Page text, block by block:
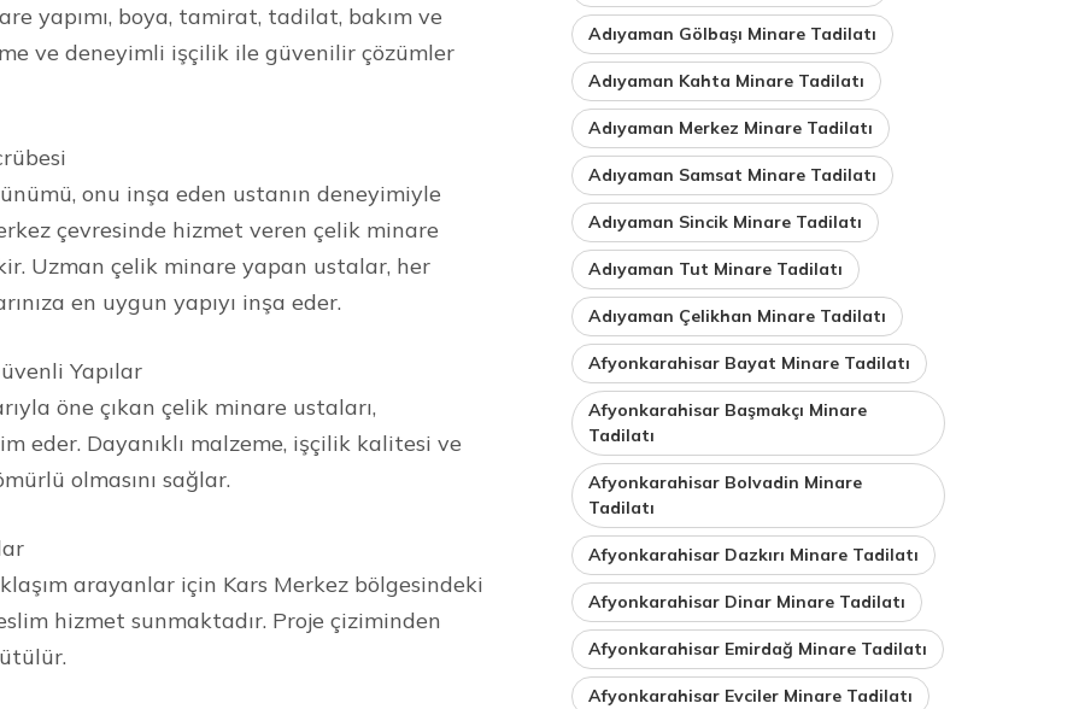
yapımı, boya, tamirat, tadilat, bakım ve
ve deneyimli işçilik ile güvenilir çözümler
onu inşa eden ustanın deneyimiyle
çevresinde hizmet veren çelik minare
Uzman çelik minare yapan ustalar, her
en uygun yapıyı inşa eder.
Yapılar
öne çıkan çelik minare ustaları,
eder. Dayanıklı malzeme, işçilik kalitesi ve
olmasını sağlar.
arayanlar için Kars Merkez bölgesindeki
hizmet sunmaktadır. Proje çiziminden
Adıyaman Gölbaşı Minare Tadilatı
Adıyaman Kahta Minare Tadilatı
Adıyaman Merkez Minare Tadilatı
Adıyaman Samsat Minare Tadilatı
Adıyaman Sincik Minare Tadilatı
Adıyaman Tut Minare Tadilatı
Adıyaman Çelikhan Minare Tadilatı
Afyonkarahisar Bayat Minare Tadilatı
Afyonkarahisar Başmakçı Minare
Tadilatı
Afyonkarahisar Bolvadin Minare
Tadilatı
Afyonkarahisar Dazkırı Minare Tadilatı
Afyonkarahisar Dinar Minare Tadilatı
Afyonkarahisar Emirdağ Minare Tadilatı
Afyonkarahisar Evciler Minare Tadilatı